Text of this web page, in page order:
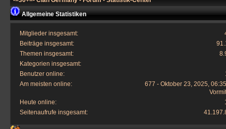
Allgemeine Statistiken
Mitglieder insgesamt:
Beiträge insgesamt:
Themen insgesamt:
Kategorien insgesamt:
Benutzer online:
Am meisten online:
677 - Oktober 23, 2025,
Heute online:
Seitenaufrufe insgesamt: